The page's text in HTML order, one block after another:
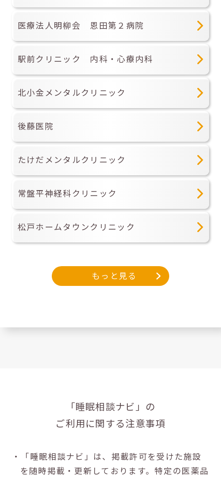
医療法人明柳会 恩田第２病院
駅前クリニック 内科・心療内科
北小金メンタルクリニック
後藤医院
たけだメンタルクリニック
常盤平神経科クリニック
松戸ホームタウンクリニック
もっと見る
「睡眠相談ナビ」の
ご利用に関する注意事項
・「睡眠相談ナビ」は、掲載許可を受けた施設
を随時掲載・更新しております。特定の医薬品